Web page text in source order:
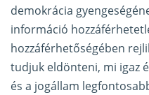
demokrácia
információ
hozzáférhetőségében
tudjuk eldönteni, mi igaz
és a jogállam